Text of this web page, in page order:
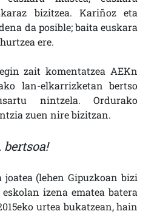
bizitzea. Kariñoz eta
da posible; baita euskara
ere.
zait komentatzea AEKn
lan-elkarrizketan bertso
nintzela. Ordurako
zuen nire bizitzan.
joatea (lehen Gipuzkoan bizi
izena ematea batera
urtea bukatzean, hain